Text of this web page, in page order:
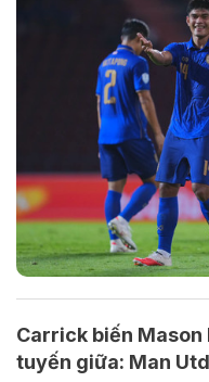
Carrick biến Mason
tuyến giữa: Man